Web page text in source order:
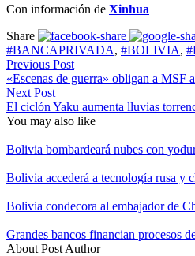
Con información de Xinhua
Share
#BANCAPRIVADA, #BOLIVIA,
Previous Post
«Escenas de guerra» obligan a MSF
Next Post
El ciclón Yaku aumenta lluvias
You may also like
Bolivia bombardeará nubes con
Bolivia accederá a tecnología rusa y
Bolivia condecora al embajador de
Grandes bancos financian procesos
About Post Author